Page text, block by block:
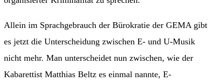
Allein im Sprachgebrauch der Bürokratie der GEMA gibt
es jetzt die Unterscheidung zwischen E- und U-Musik
nicht mehr. Man unterscheidet nun zwischen, wie der
Kabarettist Matthias Beltz es einmal nannte, E-